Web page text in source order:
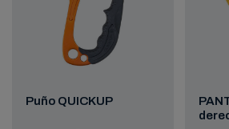
Puño QUICKUP